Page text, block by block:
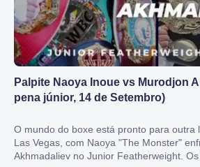
Palpite Naoya Inoue vs Murodjon
pena júnior, 14 de Setembro)
O mundo do boxe está pronto para outra
Las Vegas, com Naoya "The Monster"
Akhmadaliev no Junior Featherweight. Os